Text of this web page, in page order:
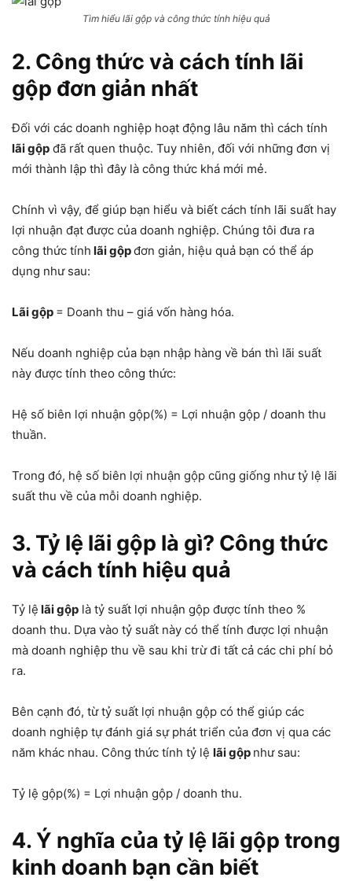
Tìm hiểu lãi gộp và công thức tính hiệu quả
2. Công thức và cách tính lãi
gộp đơn giản nhất
Đối với các doanh nghiệp hoạt động lâu năm thì cách tính
lãi gộp đã rất quen thuộc. Tuy nhiên, đối với những đơn vị
mới thành lập thì đây là công thức khá mới mẻ.
Chính vì vậy, để giúp bạn hiểu và biết cách tính lãi suất hay
lợi nhuận đạt được của doanh nghiệp. Chúng tôi đưa ra
công thức tính lãi gộpđơn giản, hiệu quả bạn có thể áp
dụng như sau:
Lãi gộp = Doanh thu – giá vốn hàng hóa.
Nếu doanh nghiệp của bạn nhập hàng về bán thì lãi suất
này được tính theo công thức:
Hệ số biên lợi nhuận gộp(%) = Lợi nhuận gộp / doanh thu
thuần.
Trong đó, hệ số biên lợi nhuận gộp cũng giống như tỷ lệ lãi
suất thu về của mỗi doanh nghiệp.
3. Tỷ lệ lãi gộp là gì? Công thức
và cách tính hiệu quả
Tỷ lệ lãi gộp là tỷ suất lợi nhuận gộp được tính theo %
doanh thu. Dựa vào tỷ suất này có thể tính được lợi nhuận
mà doanh nghiệp thu về sau khi trừ đi tất cả các chi phí bỏ
ra.
Bên cạnh đó, từ tỷ suất lợi nhuận gộp có thể giúp các
doanh nghiệp tự đánh giá sự phát triển của đơn vị qua các
năm khác nhau. Công thức tính tỷ lệ lãi gộp như sau:
Tỷ lệ gộp(%) = Lợi nhuận gộp / doanh thu.
4. Ý nghĩa của tỷ lệ lãi gộp trong
kinh doanh bạn cần biết